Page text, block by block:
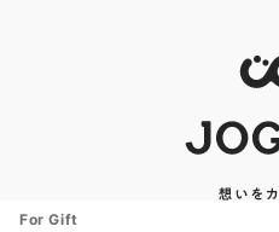
For Gift